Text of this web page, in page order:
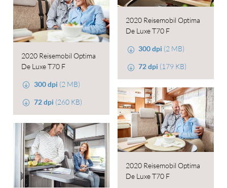
2020 Reisemobil Optima
De Luxe T70 F
300 dpi (2 MB)
72 dpi (179 KB)
2020 Reisemobil Optima
De Luxe T70 F
300 dpi (2 MB)
72 dpi (260 KB)
2020 Reisemobil Optima
De Luxe T70 F